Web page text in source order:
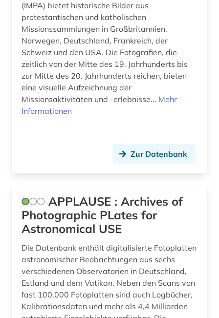
video & audio (1)
video &amp; audio (1)
webdesign (2)
weltraum (1)
werbung (4)
wirtschaft (1)
österreichische nationalbibliothek (1)
(IMPA) bietet historische Bilder aus
protestantischen und katholischen
Missionssammlungen in Großbritannien,
Norwegen, Deutschland, Frankreich, der
Schweiz und den USA. Die Fotografien, die
zeitlich von der Mitte des 19. Jahrhunderts bis
zur Mitte des 20. Jahrhunderts reichen, bieten
eine visuelle Aufzeichnung der
Missionsaktivitäten und -erlebnisse... Mehr
Informationen
Zur Datenbank
APPLAUSE : Archives of
Photographic PLates for
Astronomical USE
Die Datenbank enthält digitalisierte Fotoplatten
astronomischer Beobachtungen aus sechs
verschiedenen Observatorien in Deutschland,
Estland und dem Vatikan. Neben den Scans von
fast 100.000 Fotoplatten sind auch Logbücher,
Kalibrationsdaten und mehr als 4,4 Milliarden